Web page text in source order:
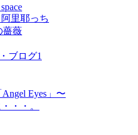
里耶っち
薔薇
ブログ1
Eyes」〜
・・。